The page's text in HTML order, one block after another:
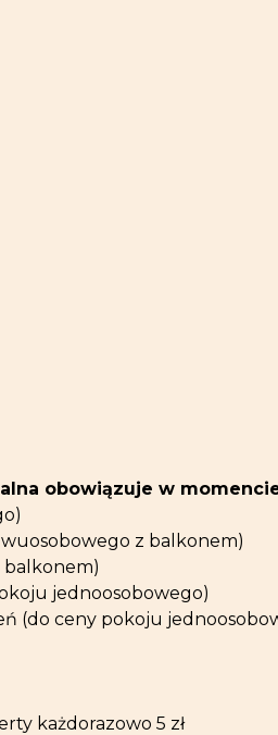
obowiązuje w
z balkonem)
balkonem)
jednoosobowego)
(do ceny pokoju
każdorazowo 5 zł